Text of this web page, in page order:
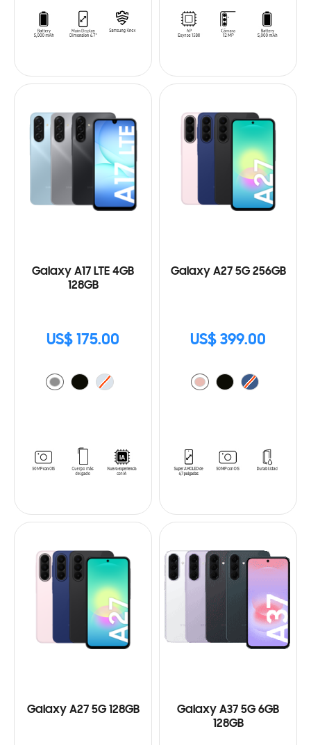
Galaxy A17 LTE 4GB
128GB
US$ 175.00
Galaxy A27 5G 256GB
US$ 399.00
Galaxy A27 5G 128GB
Galaxy A37 5G 6GB
128GB